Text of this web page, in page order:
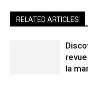
RELATED ARTICLES
la